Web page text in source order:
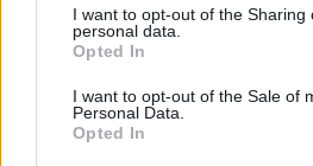
I want to opt-out of the Sharing
personal data.
Opted In
I want to opt-out of the Sale of
Personal Data.
Opted In